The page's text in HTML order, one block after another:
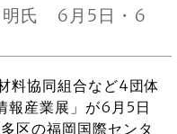
明氏 6月5日・6
料協同組合など4団体
報産業展」が6月5日
区の福岡国際センタ